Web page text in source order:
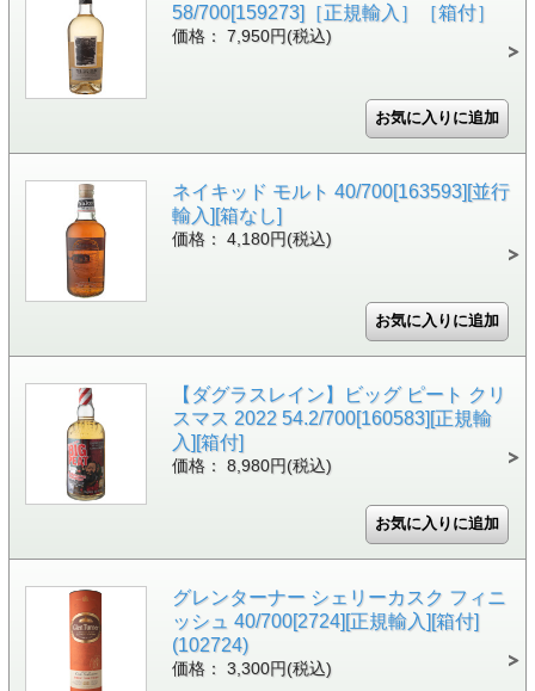
58/700[159273]［正規輸入］［箱付］
価格： 7,950円(税込)
ネイキッド モルト 40/700[163593][並行
輸入][箱なし]
価格： 4,180円(税込)
【ダグラスレイン】ビッグ ピート クリ
スマス 2022 54.2/700[160583][正規輸
入][箱付]
価格： 8,980円(税込)
グレンターナー シェリーカスク フィニ
ッシュ 40/700[2724][正規輸入][箱付]
(102724)
価格： 3,300円(税込)